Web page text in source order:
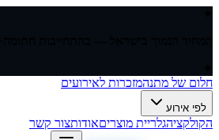
חלום של מתנהמזכרות לאירועים
לפי אירוע
הקולקציהגלריית מוצריםאודותצור קשר